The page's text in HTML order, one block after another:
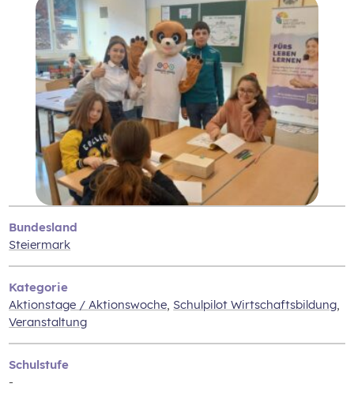
Bundesland
Steiermark
Kategorie
Aktionstage / Aktionswoche, Schulpilot Wirtschaftsbildung,
Veranstaltung
Schulstufe
-